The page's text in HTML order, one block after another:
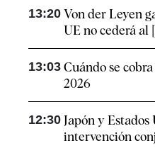
13:20 Von der Leyen
UE no cederá al
13:03 Cuándo se
2026
12:30 Japón y Estados
intervención